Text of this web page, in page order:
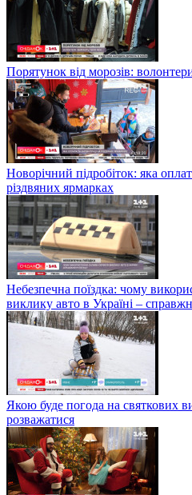
Порятунок від морозів:
Новорічний підробіток: яка
різдвяних ярмарках
Небезпечна поїздка: чому
виклику авто в Україні –
Якою буде погода на святкових
розважатися